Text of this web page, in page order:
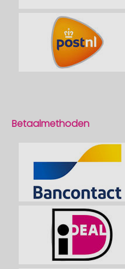
Betaalmethoden